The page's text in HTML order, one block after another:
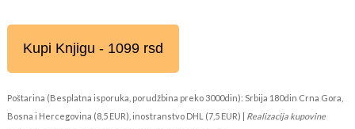
Kupi Knjigu - 1099 rsd
Poštarina (Besplatna isporuka, porudžbina preko 3000din): Srbija 180din Crna Gora,
Bosna i Hercegovina (8,5 EUR), inostranstvo DHL (7,5 EUR) | Realizacija kupovine